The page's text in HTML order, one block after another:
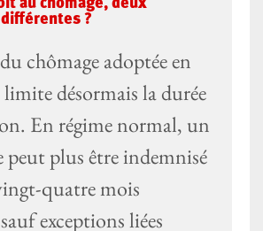
?
chômage adoptée en
désormais la durée
En régime normal, un
peut plus être indemnisé
quatre mois
exceptions liées